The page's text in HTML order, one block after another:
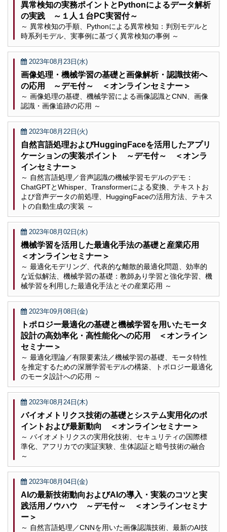
異常検知の実務ポイントとPythonによるデータ解析
の実践 ～１人１台PC実習付～
～ 異常検知の手順、Pythonによる異常検知：判別モデルと
時系列モデル、実事例に基づく異常検知の事例 ～
2023年08月23日(水)
画像処理・機械学習の基礎と画像解析・認識技術へ
の応用 ～デモ付～ ＜オンラインセミナー＞
～ 画像処理の基礎、機械学習による画像認識とCNN、画像
認識・画像追跡の応用 ～
2023年08月22日(火)
自然言語処理およびHuggingFaceを活用したアプリ
ケーションの実装ポイント ～デモ付～ ＜オンラ
インセミナー＞
～ 自然言語処理／音声認識の機械学習モデルのデモ：
ChatGPTとWhisper、Transformerによる変換、テキストお
よび音声データの前処理、HuggingFaceの活用方法、テキス
トの自動生成の実装 ～
2023年08月02日(水)
機械学習を活用した最適化手法の基礎と産業応用
＜オンラインセミナー＞
～ 最適化モデリング、代表的な離散的最適化問題、効率的
な近似解法、機械学習の基礎：教師あり学習と強化学習、機
械学習を利用した最適化手法とその産業応用 ～
2023年09月08日(金)
トポロジー最適化の基礎と機械学習を用いたモータ
設計の高効率化・高性能化への応用 ＜オンライン
セミナー＞
～ 最適化理論／有限要素法／機械学習の基礎、モータ特性
を推定するための深層学習モデルの構築、トポロジー最適化
のモータ設計への応用 ～
2023年08月24日(木)
バイオメトリクス技術の基礎とシステム実用化のポ
イントおよび最新動向 ＜オンラインセミナー＞
～ バイオメトリクスの実用化技術、セキュリティの国際標
準化、アフリカでの実証実験、生体認証と暗号技術の融合
～
2023年08月04日(金)
AIの最新技術動向およびAIの導入・実装のコツと実
践活用ノウハウ ～デモ付～ ＜オンラインセミナ
ー＞
～ 自然言語処理／CNNを用いた画像認識技術、最新のAI技